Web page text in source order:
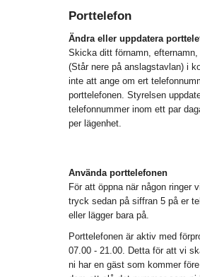
Porttelefon
Ändra eller uppdatera
Skicka ditt förnamn,
(Står nere på anslagstavlan) i
inte att ange om ert
porttelefonen. Styrelsen
telefonnummer inom ett par
per lägenhet.
Använda porttelefonen
För att öppna när någon ringer
tryck sedan på siffran 5 på er
eller lägger bara på.
Porttelefonen är aktiv med
07.00 - 21.00. Detta för att vi
ni har en gäst som kommer